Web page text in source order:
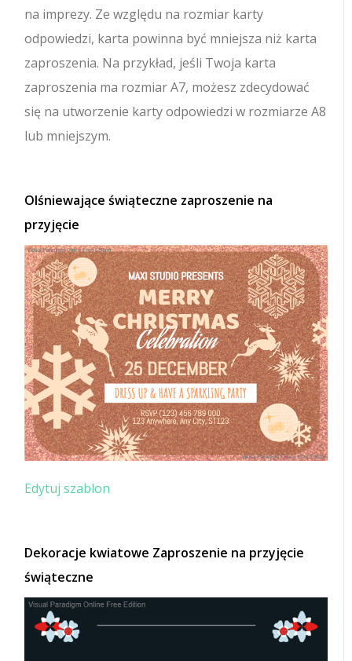
na imprezy. Ze względu na rozmiar karty
odpowiedzi, karta powinna być mniejsza niż karta
zaproszenia. Na przykład, jeśli Twoja karta
zaproszenia ma rozmiar A7, możesz zdecydować
się na utworzenie karty odpowiedzi w rozmiarze A8
lub mniejszym.
Olśniewające świąteczne zaproszenie na
przyjęcie
Edytuj szablon
Dekoracje kwiatowe Zaproszenie na przyjęcie
świąteczne